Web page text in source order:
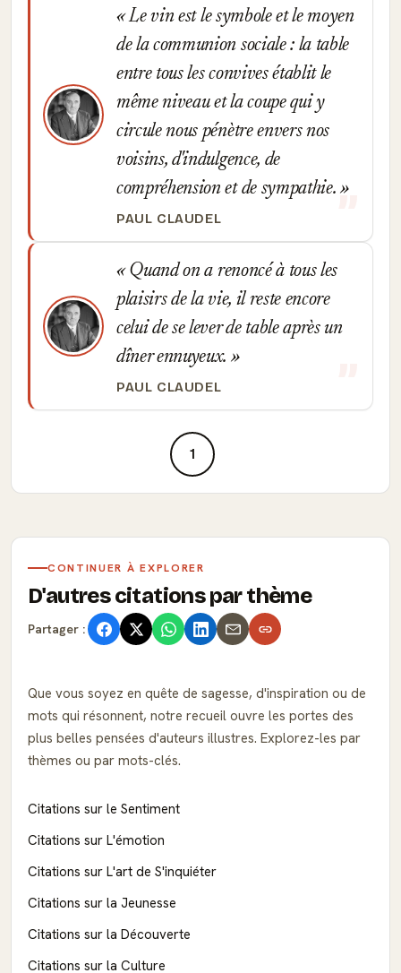
Le vin est le symbole et le moyen
de la communion sociale : la table
entre tous les convives établit le
même niveau et la coupe qui y
circule nous pénètre envers nos
voisins, d'indulgence, de
compréhension et de sympathie.
PAUL CLAUDEL
Quand on a renoncé à tous les
plaisirs de la vie, il reste encore
celui de se lever de table après un
dîner ennuyeux.
PAUL CLAUDEL
1
CONTINUER À EXPLORER
D'autres citations par thème
Partager :
Que vous soyez en quête de sagesse, d'inspiration ou de
mots qui résonnent, notre recueil ouvre les portes des
plus belles pensées d'auteurs illustres. Explorez-les par
thèmes ou par mots-clés.
Citations sur le Sentiment
Citations sur L'émotion
Citations sur L'art de S'inquiéter
Citations sur la Jeunesse
Citations sur la Découverte
Citations sur la Culture